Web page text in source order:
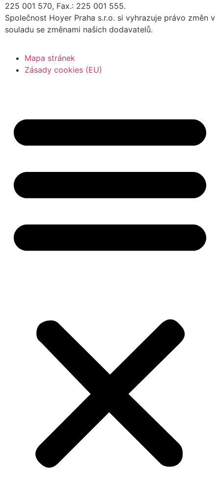
225 001 570, Fax.: 225 001 555.
Společnost Hoyer Praha s.r.o. si vyhrazuje právo změn v
souladu se změnami našich dodavatelů.
Mapa stránek
Zásady cookies (EU)